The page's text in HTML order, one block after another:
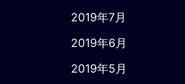
2019年7月
2019年6月
2019年5月